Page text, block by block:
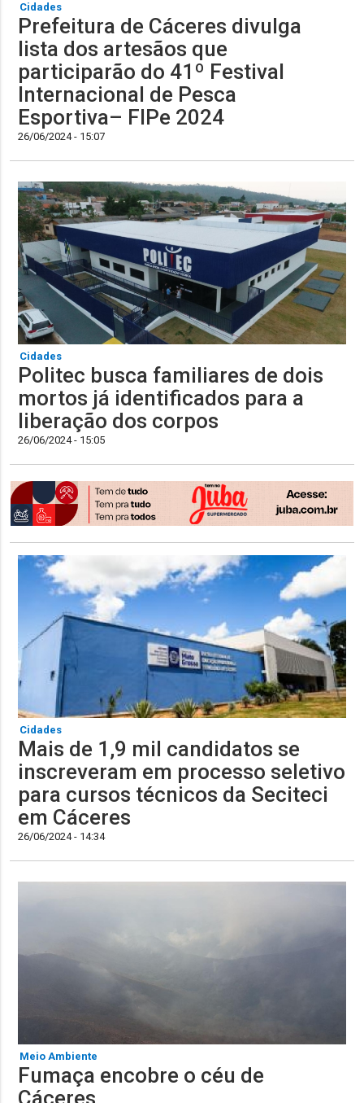
Cidades
Prefeitura de Cáceres divulga
lista dos artesãos que
participarão do 41º Festival
Internacional de Pesca
Esportiva– FIPe 2024
26/06/2024 - 15:07
Cidades
Politec busca familiares de dois
mortos já identificados para a
liberação dos corpos
26/06/2024 - 15:05
Cidades
​Mais de 1,9 mil candidatos se
inscreveram em processo seletivo
para cursos técnicos da Seciteci
em Cáceres
26/06/2024 - 14:34
Meio Ambiente
Fumaça encobre o céu de